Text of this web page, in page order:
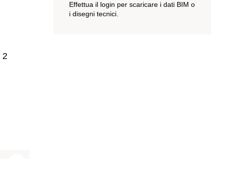
2
Effettua il login per scaricare i dati BIM o
i disegni tecnici.